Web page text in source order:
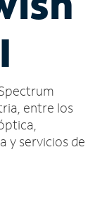
entre los
y servicios de